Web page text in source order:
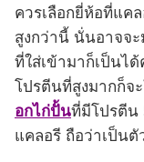
ควรเลือกยี่ห้อที่แค
สูงกว่านี้ นั่นอาจจ
ที่ใส่เข้ามาก็เป็นไ
โปรตีนที่สูงมากก็จ
อกไก่ปั้นที่มีโปรตีน
แคลอรี ถือว่าเป็นตั